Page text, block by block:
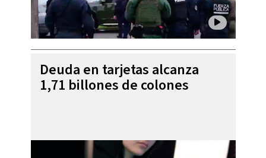
Deuda en tarjetas alcanza
1,71 billones de colones